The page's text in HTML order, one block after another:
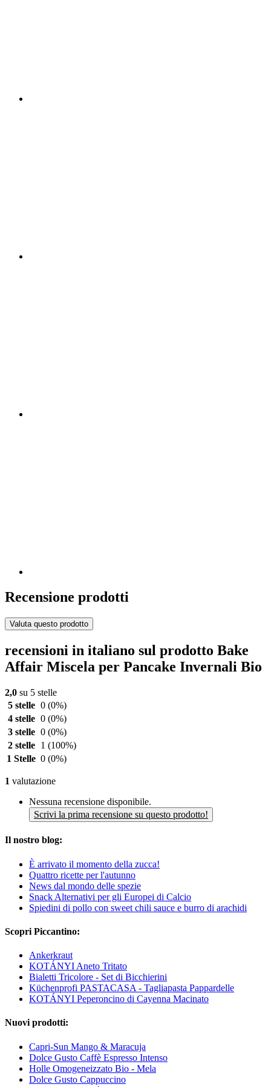
Recensione prodotti
Valuta questo prodotto
recensioni in italiano sul prodotto Bake
Affair Miscela per Pancake Invernali Bio
2,0 su 5 stelle
5 stelle 0 (0%)
4 stelle 0 (0%)
3 stelle 0 (0%)
2 stelle
1 (100%)
1 Stelle 0 (0%)
1 valutazione
Nessuna recensione disponibile.
Scrivi la prima recensione su questo prodotto!
Il nostro blog:
È arrivato il momento della zucca!
Quattro ricette per l'autunno
News dal mondo delle spezie
Snack Alternativi per gli Europei di Calcio
Spiedini di pollo con sweet chili sauce e burro di arachidi
Scopri Piccantino:
Ankerkraut
KOTÁNYI Aneto Tritato
Bialetti Tricolore - Set di Bicchierini
Küchenprofi PASTACASA - Tagliapasta Pappardelle
KOTÁNYI Peperoncino di Cayenna Macinato
Nuovi prodotti:
Capri-Sun Mango & Maracuja
Dolce Gusto Caffè Espresso Intenso
Holle Omogeneizzato Bio - Mela
Dolce Gusto Cappuccino